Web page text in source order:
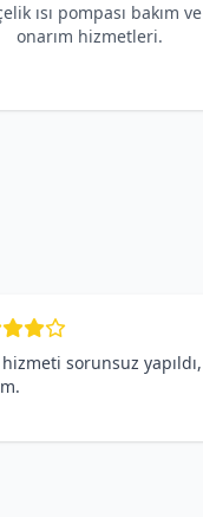
ısı pompası bakım ve
onarım hizmetleri.
sorunsuz yapıldı,